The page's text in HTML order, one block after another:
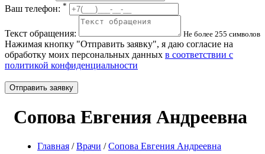
Ваш телефон: *
Текст обращения: Не более 255 символов
Нажимая кнопку "Отправить заявку", я даю согласие на
обработку моих персональных данных в соответствии с
политикой конфиденциальности
Отправить заявку
Сопова Евгения Андреевна
Главная /Врачи /Сопова Евгения Андреевна